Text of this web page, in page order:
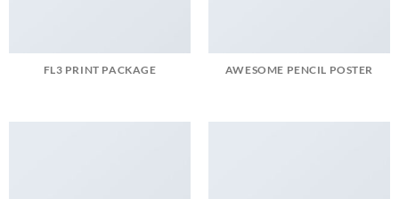
FL3 PRINT PACKAGE AWESOME PENCIL POSTER